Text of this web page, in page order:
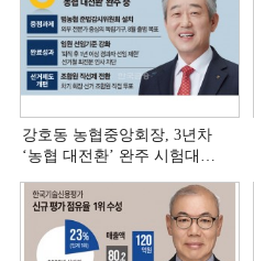
강호동 농협중앙회장, 3년차
‘농협 대전환ʼ 완주 시험대